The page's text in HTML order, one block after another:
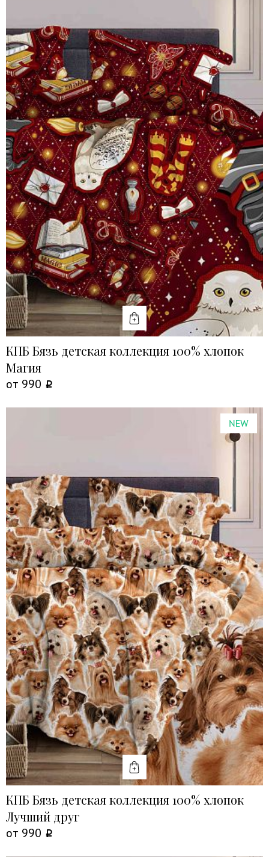
КУПИТЬ
КПБ Бязь детская коллекция 100% хлопок
Магия
от 990
КУПИТЬ
КПБ Бязь детская коллекция 100% хлопок
Лучший друг
от 990